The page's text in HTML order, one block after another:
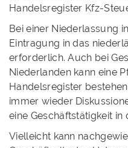
Handelsregister Kfz-
Bei einer Niederlassung
Eintragung in das
erforderlich. Auch bei
Niederlanden kann eine
Handelsregister
immer wieder
eine Geschäftstätigkeit
Vielleicht kann